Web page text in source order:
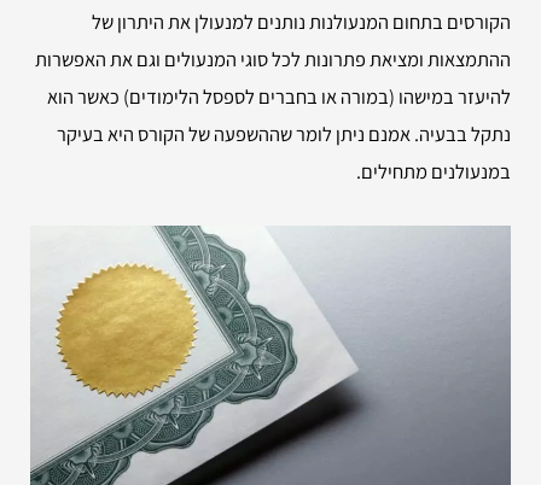
הקורסים בתחום המנעולנות נותנים למנעולן את היתרון של
ההתמצאות ומציאת פתרונות לכל סוגי המנעולים וגם את האפשרות
להיעזר במישהו (במורה או בחברים לספסל הלימודים) כאשר הוא
נתקל בבעיה. אמנם ניתן לומר שההשפעה של הקורס היא בעיקר
במנעולנים מתחילים.